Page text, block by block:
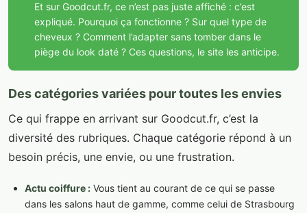
Et sur Goodcut.fr, ce n’est pas juste affiché : c’est
expliqué. Pourquoi ça fonctionne ? Sur quel type de
cheveux ? Comment l’adapter sans tomber dans le
piège du look daté ? Ces questions, le site les anticipe.
Des catégories variées pour toutes les envies
Ce qui frappe en arrivant sur Goodcut.fr, c’est la
diversité des rubriques. Chaque catégorie répond à un
besoin précis, une envie, ou une frustration.
Actu coiffure : Vous tient au courant de ce qui se passe
dans les salons haut de gamme, comme celui de Strasbourg